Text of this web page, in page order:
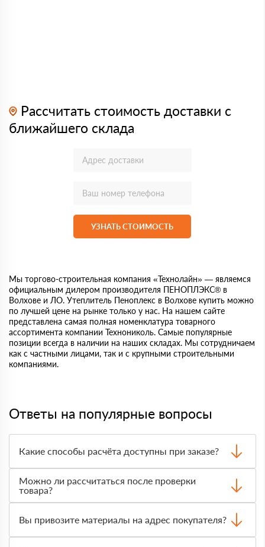
Рассчитать стоимость доставки с
ближайшего склада
УЗНАТЬ СТОИМОСТЬ
Мы торгово-строительная компания «Технолайн» — являемся
официальным дилером производителя ПЕНОПЛЭКС® в
Волхове и ЛО. Утеплитель Пеноплекс в Волхове купить можно
по лучшей цене на рынке только у нас. На нашем сайте
представлена самая полная номенклатура товарного
ассортимента компании Технониколь. Самые популярные
позиции всегда в наличии на наших складах. Мы сотрудничаем
как с частными лицами, так и с крупными строительными
компаниями.
Ответы на популярные вопросы
Какие способы расчёта доступны при заказе?
счёту. Точный формат оплаты менеджер согласует с
вами до отгрузки.
Можно ли рассчитаться после проверки
товара?
получения. Сначала вы принимаете материал,
проверяете количество и внешний вид, затем
оплачиваете.
Вы привозите материалы на адрес покупателя?